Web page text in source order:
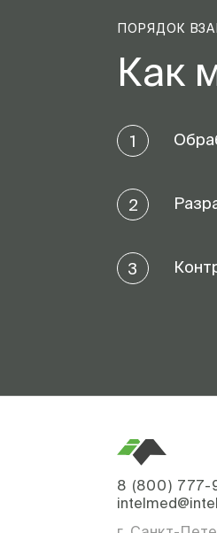
ПОРЯДОК
Как
1
2
3
8 (800) 777-